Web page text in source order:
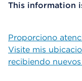
This information
Proporciono
Visite mis
recibiendo